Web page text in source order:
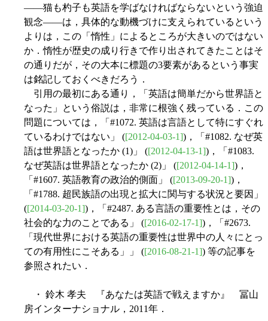
――猫も杓子も英語を学ばなければならないという強迫
観念――は，具体的な動機づけに支えられているという
よりは，この「惰性」によるところが大きいのではない
か．惰性が歴史の成り行きで作り出されてきたことはそ
の通りだが，その大本に標題の3要素があるという事実
は銘記しておくべきだろう．
引用の最初にある通り，「英語は簡単だから世界語と
なった」という俗説は，非常に根強く残っている．この
問題については，「#1072. 英語は言語として特にすぐれ
ているわけではない」 ([2012-04-03-1])，「#1082. なぜ英
語は世界語となったか (1)」 ([2012-04-13-1])，「#1083.
なぜ英語は世界語となったか (2)」 ([2012-04-14-1])，
「#1607. 英語教育の政治的側面」 ([2013-09-20-1])，
「#1788. 超民族語の出現と拡大に関与する状況と要因」
([2014-03-20-1])，「#2487. ある言語の重要性とは，その
社会的な力のことである」 ([2016-02-17-1])，「#2673.
「現代世界における英語の重要性は世界中の人々にとっ
ての有用性にこそある」」 ([2016-08-21-1]) 等の記事を
参照されたい．
・ 鈴木 孝夫 『あなたは英語で戦えますか』 冨山
房インターナショナル，2011年．